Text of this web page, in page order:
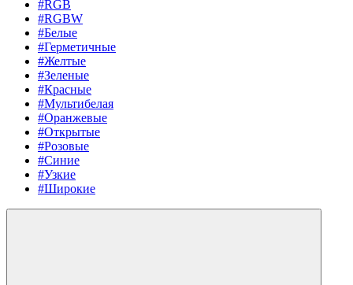
#RGB
#RGBW
#Белые
#Герметичные
#Желтые
#Зеленые
#Красные
#Мультибелая
#Оранжевые
#Открытые
#Розовые
#Синие
#Узкие
#Широкие